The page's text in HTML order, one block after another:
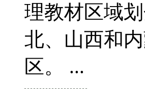
理教材区域
北、山西和
区。 ...